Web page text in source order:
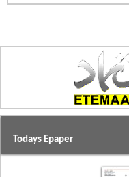
Todays Epaper